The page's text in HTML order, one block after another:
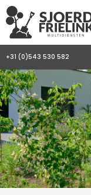
Ga
naar
inhoud
+31 (0)543 530 582